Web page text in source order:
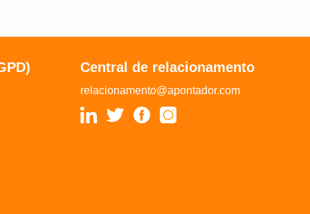
Central de relacionamento
relacionamento@apontador.com